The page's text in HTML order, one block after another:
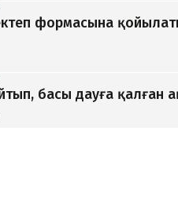
формасына
басы дауға қалған